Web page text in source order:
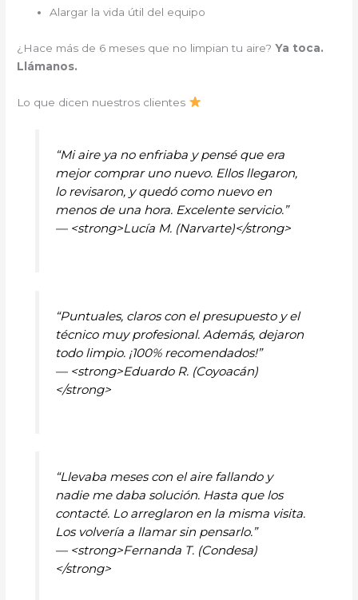
Alargar la vida útil del equipo
¿Hace más de 6 meses que no limpian tu aire?Ya toca.
Llámanos.
Lo que dicen nuestros clientes
“Mi aire ya no enfriaba y pensé que era
mejor comprar uno nuevo. Ellos llegaron,
lo revisaron, y quedó como nuevo en
menos de una hora. Excelente servicio.”
— <strong>Lucía M. (Narvarte)</strong>
“Puntuales, claros con el presupuesto y el
técnico muy profesional. Además, dejaron
todo limpio. ¡100% recomendados!”
— <strong>Eduardo R. (Coyoacán)
</strong>
“Llevaba meses con el aire fallando y
nadie me daba solución. Hasta que los
contacté. Lo arreglaron en la misma visita.
Los volvería a llamar sin pensarlo.”
— <strong>Fernanda T. (Condesa)
</strong>